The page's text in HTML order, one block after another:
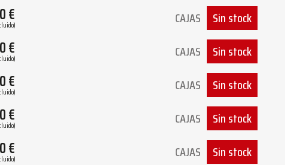
€ CAJAS Sin stock
€ CAJAS Sin stock
€ CAJAS Sin stock
€ CAJAS Sin stock
€ CAJAS Sin stock